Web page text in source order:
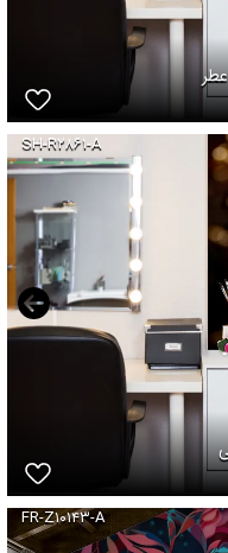
SH-R۲۸۶۱-A
FR-Z۱۰۱۴۳-A